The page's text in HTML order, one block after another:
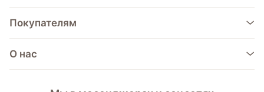
Покупателям
О нас